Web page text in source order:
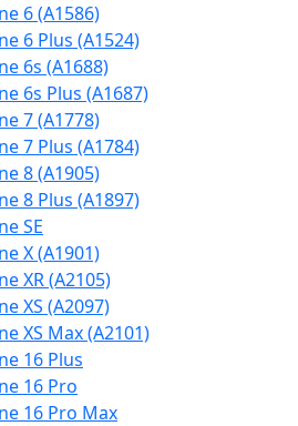
6 (A1586)
6 Plus (A1524)
6s (A1688)
6s Plus (A1687)
7 (A1778)
7 Plus (A1784)
8 (A1905)
8 Plus (A1897)
SE
X (A1901)
XR (A2105)
XS (A2097)
XS Max (A2101)
16 Plus
16 Pro
16 Pro Max